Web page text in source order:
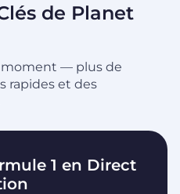
de Planet
moment — plus de
rapides et des
1 en Direct